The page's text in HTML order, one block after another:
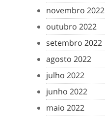
novembro 2022
outubro 2022
setembro 2022
agosto 2022
julho 2022
junho 2022
maio 2022